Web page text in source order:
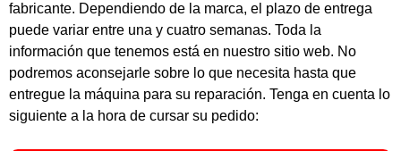
fabricante. Dependiendo de la marca, el plazo de entrega
puede variar entre una y cuatro semanas. Toda la
información que tenemos está en nuestro sitio web. No
podremos aconsejarle sobre lo que necesita hasta que
entregue la máquina para su reparación. Tenga en cuenta lo
siguiente a la hora de cursar su pedido: